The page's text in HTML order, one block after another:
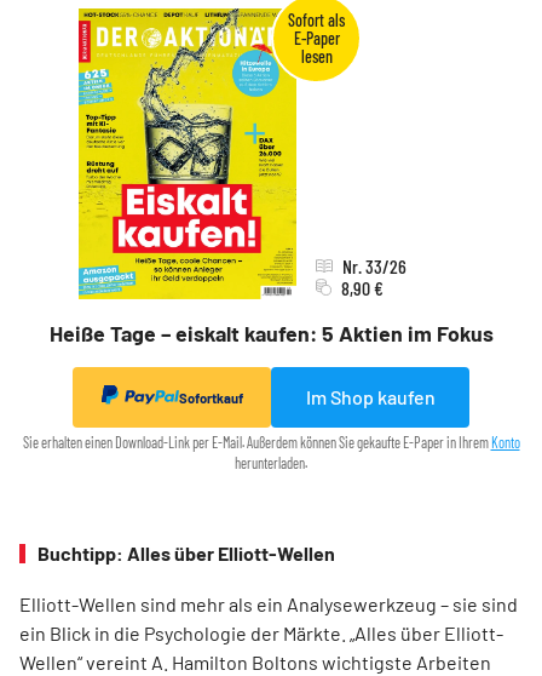
Heiße Tage – eiskalt kaufen: 5 Aktien im Fokus
Nr. 33/26
8,90 €
Sofortkauf Im Shop kaufen
Sie erhalten einen Download-Link per E-Mail. Außerdem können Sie gekaufte E-Paper in Ihrem Konto
herunterladen.
Buchtipp: Alles über Elliott-Wellen
Elliott-Wellen sind mehr als ein Analysewerkzeug – sie sind
ein Blick in die Psychologie der Märkte. „Alles über Elliott-
Wellen“ vereint A. Hamilton Boltons wichtigste Arbeiten